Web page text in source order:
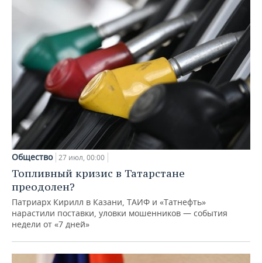
Общество 27 июл, 00:00
Топливный кризис в Татарстане
преодолен?
Патриарх Кирилл в Казани, ТАИФ и «Татнефть»
нарастили поставки, уловки мошенников — события
недели от «7 дней»